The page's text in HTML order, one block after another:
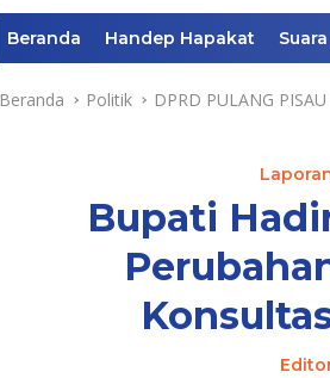
Beranda Handep Hapakat
Beranda Politik DPRD PULANG PISAU
Bupati